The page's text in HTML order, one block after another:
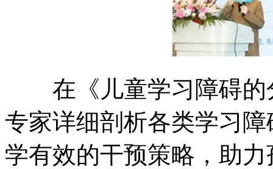
在《儿童学习障碍的
专家详细剖析各类学习
学有效的干预策略，助